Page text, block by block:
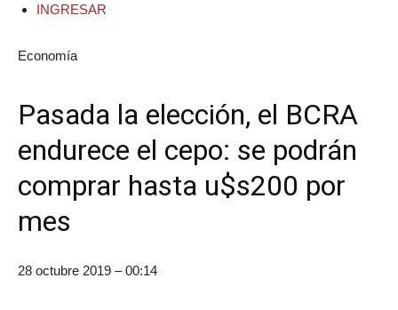
INGRESAR
Economía
Pasada la elección, el BCRA
endurece el cepo: se podrán
comprar hasta u$s200 por
mes
28 octubre 2019 – 00:14